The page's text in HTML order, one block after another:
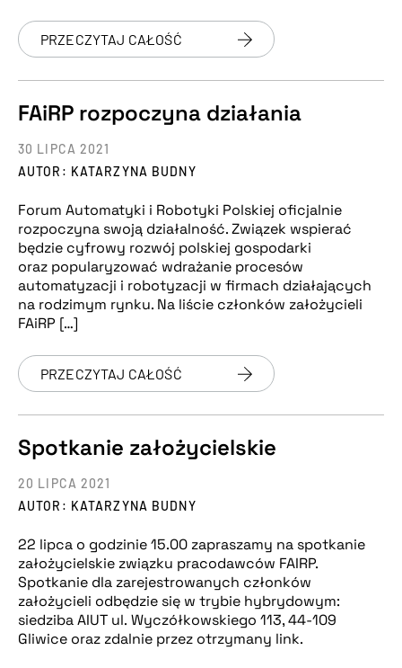
PRZECZYTAJ CAŁOŚĆ
FAiRP rozpoczyna działania
AUTOR: KATARZYNA BUDNY
30 LIPCA 2021
Forum Automatyki i Robotyki Polskiej oficjalnie
rozpoczyna swoją działalność. Związek wspierać
będzie cyfrowy rozwój polskiej gospodarki
oraz popularyzować wdrażanie procesów
automatyzacji i robotyzacji w firmach działających
na rodzimym rynku. Na liście członków założycieli
FAiRP […]
PRZECZYTAJ CAŁOŚĆ
Spotkanie założycielskie
AUTOR: KATARZYNA BUDNY
20 LIPCA 2021
22 lipca o godzinie 15.00 zapraszamy na spotkanie
założycielskie związku pracodawców FAIRP.
Spotkanie dla zarejestrowanych członków
założycieli odbędzie się w trybie hybrydowym:
siedziba AIUT ul. Wyczółkowskiego 113, 44-109
Gliwice oraz zdalnie przez otrzymany link.